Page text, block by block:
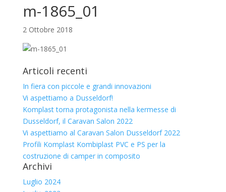
m-1865_01
2 Ottobre 2018
Articoli recenti
In fiera con piccole e grandi innovazioni
Vi aspettiamo a Dusseldorf!
Komplast torna protagonista nella kermesse di
Dusseldorf, il Caravan Salon 2022
Vi aspettiamo al Caravan Salon Dusseldorf 2022
Profili Komplast Kombiplast PVC e PS per la
costruzione di camper in composito
Archivi
Luglio 2024